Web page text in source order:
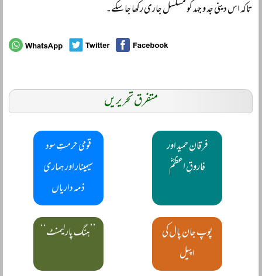
تاکہ اس دینی جد و جہد کو مسلسل جاری رکھا جا سکے۔
متفرق تحریریں
فرقانِ حمید اور
فاروقِ اعظمؓ
قومی حرمتِ سود
سیمینار اور ہماری
ذمہ داریاں
پوپ جان پال کی
اپیل
’’ہنگ پارلیمنٹ‘‘